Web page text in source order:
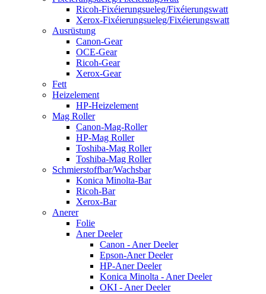
Ricoh-Fixéierungsueleg/Fixéierungswatt
Xerox-Fixéierungsueleg/Fixéierungswatt
Ausrüstung
Canon-Gear
OCE-Gear
Ricoh-Gear
Xerox-Gear
Fett
Heizelement
HP-Heizelement
Mag Roller
Canon-Mag-Roller
HP-Mag Roller
Toshiba-Mag Roller
Toshiba-Mag Roller
Schmierstoffbar/Wachsbar
Konica Minolta-Bar
Ricoh-Bar
Xerox-Bar
Anerer
Folie
Aner Deeler
Canon - Aner Deeler
Epson-Aner Deeler
HP-Aner Deeler
Konica Minolta - Aner Deeler
OKI - Aner Deeler